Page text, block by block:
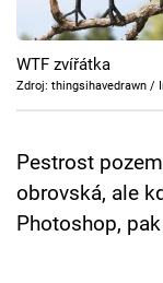
Cool Esport
Pořady
Sledujte
WTF zvířátka
Zdroj: thingsihavedrawn /
Pestrost
obrovská, ale
Photoshop,